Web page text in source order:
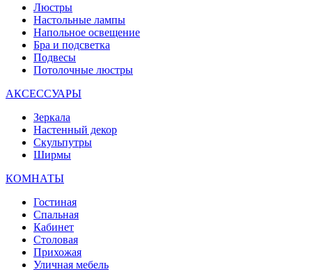
Люстры
Настольные лампы
Напольное освещение
Бра и подсветка
Подвесы
Потолочные люстры
АКСЕССУАРЫ
Зеркала
Настенный декор
Скульпутры
Ширмы
КОМНАТЫ
Гостиная
Спальная
Кабинет
Столовая
Прихожая
Уличная мебель